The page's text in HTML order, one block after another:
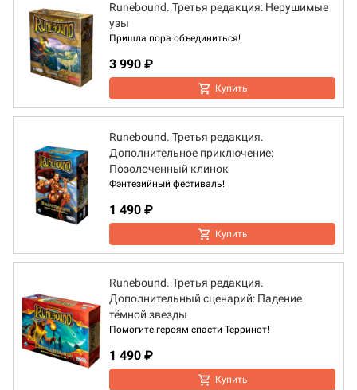
Runebound. Третья редакция: Нерушимые
узы
Пришла пора объединиться!
3 990 ₽
Купить
Runebound. Третья редакция.
Дополнительное приключение:
Позолоченный клинок
Фэнтезийный фестиваль!
1 490 ₽
Купить
Runebound. Третья редакция.
Дополнительный сценарий: Падение
тёмной звезды
Помогите героям спасти Терринот!
1 490 ₽
Купить